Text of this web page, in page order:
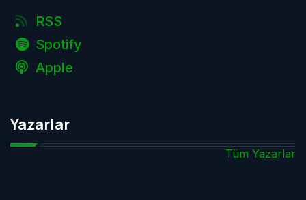
RSS
Spotify
Apple
Yazarlar
Tüm Yazarlar